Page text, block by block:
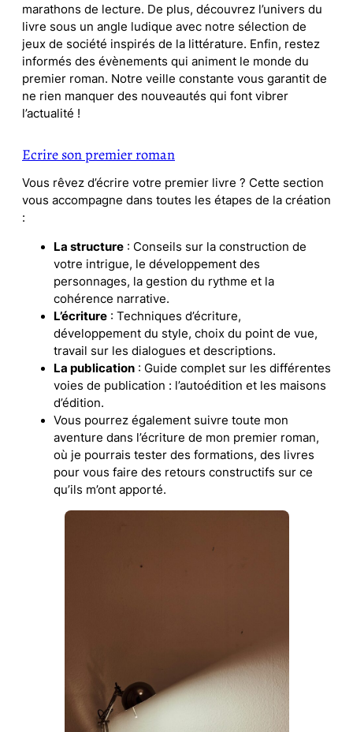
marathons de lecture. De plus, découvrez l’univers du
livre sous un angle ludique avec notre sélection de
jeux de société inspirés de la littérature. Enfin, restez
informés des évènements qui animent le monde du
premier roman. Notre veille constante vous garantit de
ne rien manquer des nouveautés qui font vibrer
l’actualité !
Ecrire son premier roman
Vous rêvez d’écrire votre premier livre ? Cette section
vous accompagne dans toutes les étapes de la création
:
La structure : Conseils sur la construction de
votre intrigue, le développement des
personnages, la gestion du rythme et la
cohérence narrative.
L’écriture : Techniques d’écriture,
développement du style, choix du point de vue,
travail sur les dialogues et descriptions.
La publication : Guide complet sur les différentes
voies de publication : l’autoédition et les maisons
d’édition.
Vous pourrez également suivre toute mon
aventure dans l’écriture de mon premier roman,
où je pourrais tester des formations, des livres
pour vous faire des retours constructifs sur ce
qu’ils m’ont apporté.